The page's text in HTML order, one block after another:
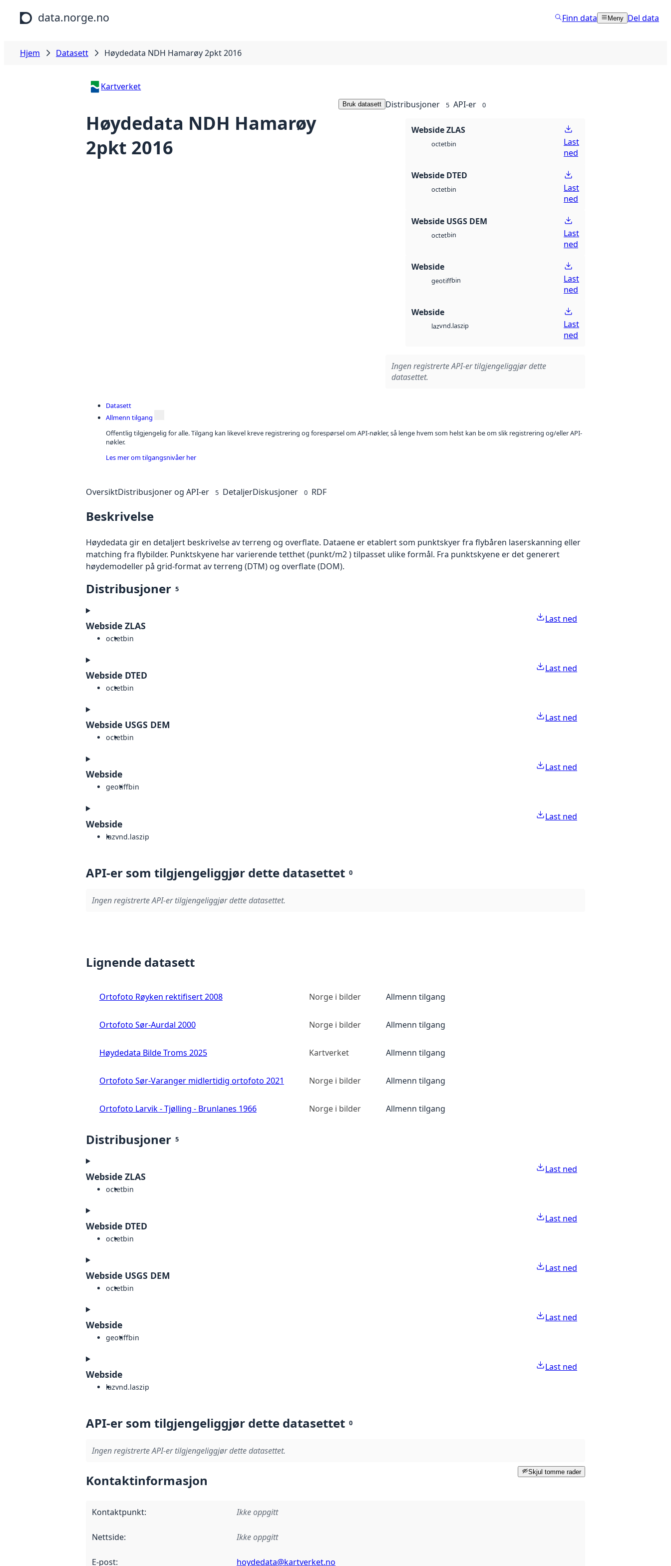
Hopp til hovedinnhold
data.norge.no Finn data Meny Del data
Hjem Datasett Høydedata NDH Hamarøy 2pkt 2016
Kartverket
Høydedata NDH Hamarøy
2pkt 2016
Bruk datasett Distribusjoner 5 API-er 0
Webside ZLAS
octetbin
Last
ned
Webside DTED
octetbin
Last
ned
Webside USGS DEM
octetbin
Last
ned
Webside
geotiffbin
Last
ned
Webside
lazvnd.laszip
Last
ned
Ingen registrerte API-er tilgjengeliggjør dette
datasettet.
Datasett
Allmenn tilgang
Offentlig tilgjengelig for alle. Tilgang kan likevel kreve registrering og forespørsel om API-nøkler, så lenge hvem som helst kan be om slik registrering og/eller API-
nøkler.
Les mer om tilgangsnivåer her
OversiktDistribusjoner og API-er 5 DetaljerDiskusjoner 0 RDF
Beskrivelse
Høydedata gir en detaljert beskrivelse av terreng og overflate. Dataene er etablert som punktskyer fra flybåren laserskanning eller
matching fra flybilder. Punktskyene har varierende tetthet (punkt/m2 ) tilpasset ulike formål. Fra punktskyene er det generert
høydemodeller på grid-format av terreng (DTM) og overflate (DOM).
Distribusjoner 5
Webside ZLAS
octetbin
Last ned
Webside DTED
octetbin
Last ned
Webside USGS DEM
octetbin
Last ned
Webside
geotiffbin
Last ned
Webside
lazvnd.laszip
Last ned
API-er som tilgjengeliggjør dette datasettet 0
Ingen registrerte API-er tilgjengeliggjør dette datasettet.
Lignende datasett
Ortofoto Røyken rektifisert 2008 Norge i bilder Allmenn tilgang
Ortofoto Sør-Aurdal 2000 Norge i bilder Allmenn tilgang
Høydedata Bilde Troms 2025 Kartverket Allmenn tilgang
Ortofoto Sør-Varanger midlertidig ortofoto 2021 Norge i bilder Allmenn tilgang
Ortofoto Larvik - Tjølling - Brunlanes 1966 Norge i bilder Allmenn tilgang
Distribusjoner 5
Webside ZLAS
octetbin
Last ned
Webside DTED
octetbin
Last ned
Webside USGS DEM
octetbin
Last ned
Webside
geotiffbin
Last ned
Webside
lazvnd.laszip
Last ned
API-er som tilgjengeliggjør dette datasettet 0
Ingen registrerte API-er tilgjengeliggjør dette datasettet.
Skjul tomme rader
Kontaktinformasjon
Kontaktpunkt: Ikke oppgitt
Nettside: Ikke oppgitt
E-post: hoydedata@kartverket.no